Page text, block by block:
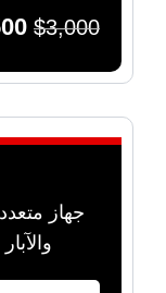
$3,000
جهاز